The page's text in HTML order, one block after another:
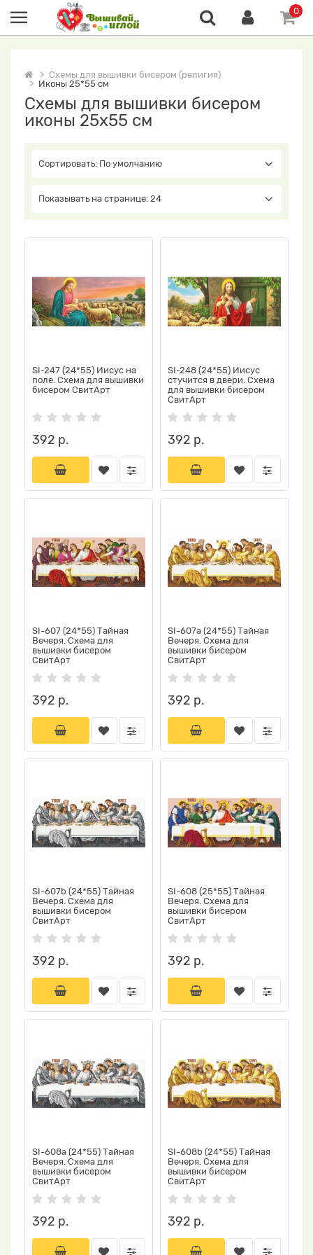
0
Схемы для вышивки бисером (религия)
Иконы 25*55 см
Схемы для вышивки бисером
иконы 25x55 см
Сортировать: По умолчанию
Показывать на странице: 24
SI-247 (24*55) Иисус на
поле. Схема для вышивки
бисером СвитАрт
392 р.
SI-248 (24*55) Иисус
стучится в двери. Схема
для вышивки бисером
СвитАрт
392 р.
SI-607 (24*55) Тайная
Вечеря. Схема для
вышивки бисером
СвитАрт
392 р.
SI-607a (24*55) Тайная
Вечеря. Схема для
вышивки бисером
СвитАрт
392 р.
SI-607b (24*55) Тайная
Вечеря. Схема для
вышивки бисером
СвитАрт
392 р.
SI-608 (25*55) Тайная
Вечеря. Схема для
вышивки бисером
СвитАрт
392 р.
SI-608a (24*55) Тайная
Вечеря. Схема для
вышивки бисером
СвитАрт
392 р.
SI-608b (24*55) Тайная
Вечеря. Схема для
вышивки бисером
СвитАрт
392 р.